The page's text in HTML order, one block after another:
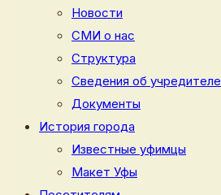
Новости
СМИ о нас
Структура
Сведения об учредителе
Документы
История города
Известные уфимцы
Макет Уфы